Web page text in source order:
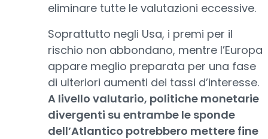
eliminare tutte le valutazioni eccessive.
Soprattutto negli Usa, i premi per il
rischio non abbondano, mentre l’Europa
appare meglio preparata per una fase
di ulteriori aumenti dei tassi d’interesse.
A livello valutario, politiche monetarie
divergenti su entrambe le sponde
dell’Atlantico potrebbero mettere fine